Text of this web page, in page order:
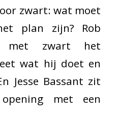
zwart: wat moet
plan zijn? Rob
met zwart het
wat hij doet en
Jesse Bassant zit
met een